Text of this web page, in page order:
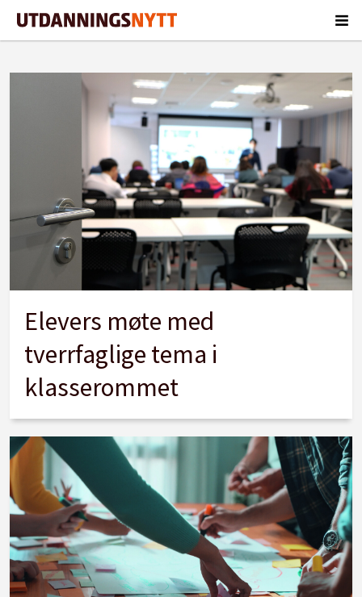
Tag:
samarbeid
Elevers møte med
tverrfaglige tema i
klasserommet